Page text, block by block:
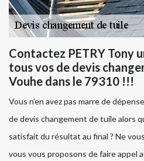
Contactez PETRY Tony
tous vos de devis
Vouhe dans le 79310 !!!
Vous n’en avez pas marre de
de devis changement de tuile alors
satisfait du résultat au final ? Ne
vous vous proposons de faire appel